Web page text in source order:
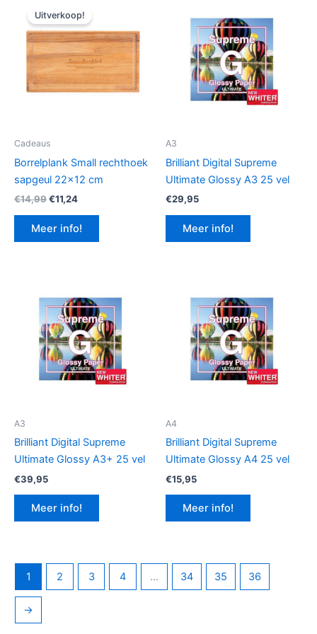
Uitverkoop!
Cadeaus
Borrelplank Small rechthoek
sapgeul 22×12 cm
€14,99Oorspronkelijke
was:
€14,99.
€11,24Huidige
is:
€11,24.
Meer info!
A3
Brilliant Digital Supreme
Ultimate Glossy A3 25 vel
€29,95
Meer info!
A3
Brilliant Digital Supreme
Ultimate Glossy A3+ 25 vel
€39,95
Meer info!
A4
Brilliant Digital Supreme
Ultimate Glossy A4 25 vel
€15,95
Meer info!
1 2 3 4 … 34 35 36
→